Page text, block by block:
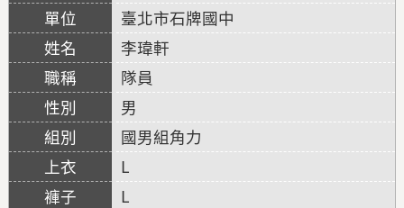
臺北市石牌國中
李瑋軒
隊員
男
國男組角力
L
L